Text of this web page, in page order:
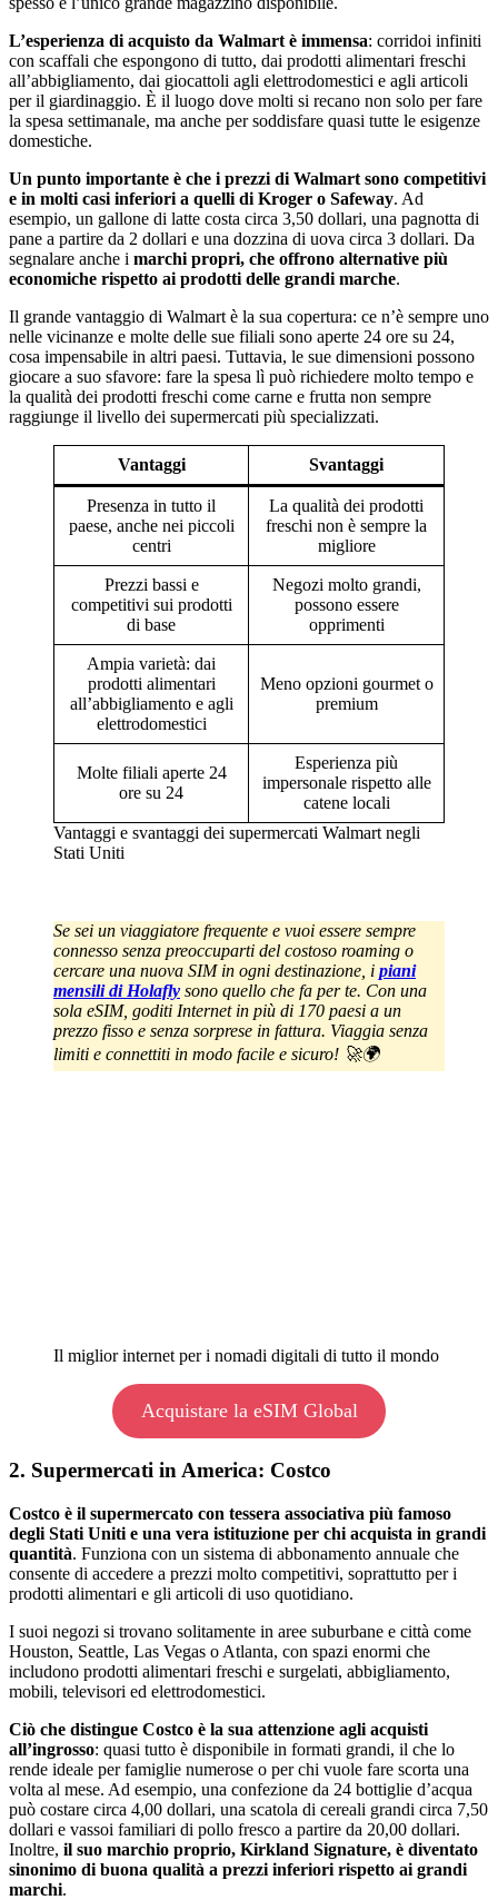
L’esperienza di acquisto da Walmart è immensa: corridoi infiniti
con scaffali che espongono di tutto, dai prodotti alimentari freschi
all’abbigliamento, dai giocattoli agli elettrodomestici e agli articoli
per il giardinaggio. È il luogo dove molti si recano non solo per fare
la spesa settimanale, ma anche per soddisfare quasi tutte le esigenze
domestiche.
Un punto importante è che i prezzi di Walmart sono competitivi
e in molti casi inferiori a quelli di Kroger o Safeway. Ad
esempio, un gallone di latte costa circa 3,50 dollari, una pagnotta di
pane a partire da 2 dollari e una dozzina di uova circa 3 dollari. Da
segnalare anche i marchi propri, che offrono alternative più
economiche rispetto ai prodotti delle grandi marche.
Il grande vantaggio di Walmart è la sua copertura: ce n’è sempre uno
nelle vicinanze e molte delle sue filiali sono aperte 24 ore su 24,
cosa impensabile in altri paesi. Tuttavia, le sue dimensioni possono
giocare a suo sfavore: fare la spesa lì può richiedere molto tempo e
la qualità dei prodotti freschi come carne e frutta non sempre
raggiunge il livello dei supermercati più specializzati.
Vantaggi Svantaggi
Presenza in tutto il
paese, anche nei piccoli
centri
La qualità dei prodotti
freschi non è sempre la
migliore
Prezzi bassi e
competitivi sui prodotti
di base
Negozi molto grandi,
possono essere
opprimenti
Ampia varietà: dai
prodotti alimentari
all’abbigliamento e agli
elettrodomestici
Meno opzioni gourmet o
premium
Molte filiali aperte 24
ore su 24
Esperienza più
impersonale rispetto alle
catene locali
Vantaggi e svantaggi dei supermercati Walmart negli
Stati Uniti
Se sei un viaggiatore frequente e vuoi essere sempre
connesso senza preoccuparti del costoso roaming o
cercare una nuova SIM in ogni destinazione, i piani
mensili di Holafly sono quello che fa per te. Con una
sola eSIM, goditi Internet in più di 170 paesi a un
prezzo fisso e senza sorprese in fattura. Viaggia senza
limiti e connettiti in modo facile e sicuro! 🚀🌍
Il miglior internet per i nomadi digitali di tutto il mondo
Acquistare la eSIM Global
2. Supermercati in America: Costco
Costco è il supermercato con tessera associativa più famoso
degli Stati Uniti e una vera istituzione per chi acquista in grandi
quantità. Funziona con un sistema di abbonamento annuale che
consente di accedere a prezzi molto competitivi, soprattutto per i
prodotti alimentari e gli articoli di uso quotidiano.
I suoi negozi si trovano solitamente in aree suburbane e città come
Houston, Seattle, Las Vegas o Atlanta, con spazi enormi che
includono prodotti alimentari freschi e surgelati, abbigliamento,
mobili, televisori ed elettrodomestici.
Ciò che distingue Costco è la sua attenzione agli acquisti
all’ingrosso: quasi tutto è disponibile in formati grandi, il che lo
rende ideale per famiglie numerose o per chi vuole fare scorta una
volta al mese. Ad esempio, una confezione da 24 bottiglie d’acqua
può costare circa 4,00 dollari, una scatola di cereali grandi circa 7,50
dollari e vassoi familiari di pollo fresco a partire da 20,00 dollari.
Inoltre, il suo marchio proprio, Kirkland Signature, è diventato
sinonimo di buona qualità a prezzi inferiori rispetto ai grandi
marchi.